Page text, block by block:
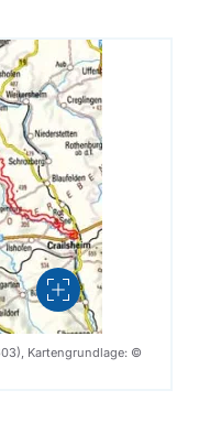
Vergrößern
Kartengrundlage: ©